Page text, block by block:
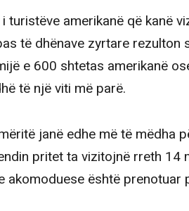
turistëve amerikanë që kanë
të dhënave zyrtare rezulton
e 600 shtetas amerikanë
të një viti më parë.
janë edhe më të mëdha
pritet ta vizitojnë rreth 14
akomoduese është prenotuar